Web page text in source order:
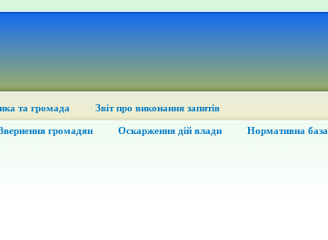
та громада Звіт про виконання запитів
громадян Оскарження дій влади Нормативна база